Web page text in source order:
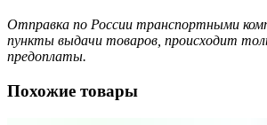
Отправка по России транспортными
пункты выдачи товаров, происходит
предоплаты.
Похожие товары